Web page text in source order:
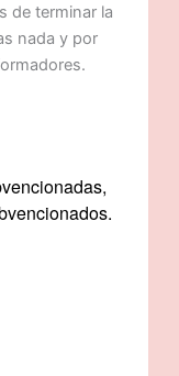
de terminar la
nada y por